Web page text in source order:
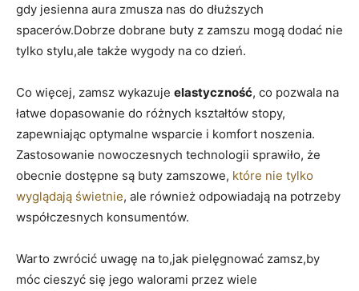
gdy jesienna aura zmusza nas do dłuższych
spacerów.Dobrze dobrane buty z zamszu mogą dodać nie
tylko stylu,ale także wygody na co dzień.
Co więcej, zamsz wykazuje elastyczność, co pozwala na
łatwe dopasowanie do różnych kształtów stopy,
zapewniając optymalne wsparcie i komfort noszenia.
Zastosowanie nowoczesnych technologii sprawiło, że
obecnie dostępne są buty zamszowe, które nie tylko
wyglądają świetnie, ale również odpowiadają na potrzeby
współczesnych konsumentów.
Warto zwrócić uwagę na to,jak pielęgnować zamsz,by
móc cieszyć się jego walorami przez wiele